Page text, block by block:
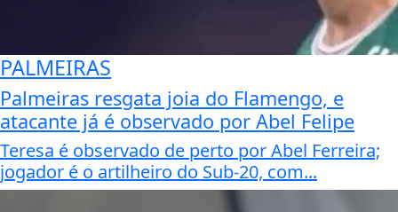
PALMEIRAS
Palmeiras resgata joia do Flamengo, e
atacante já é observado por Abel Felipe
Teresa é observado de perto por Abel Ferreira;
jogador é o artilheiro do Sub-20, com...